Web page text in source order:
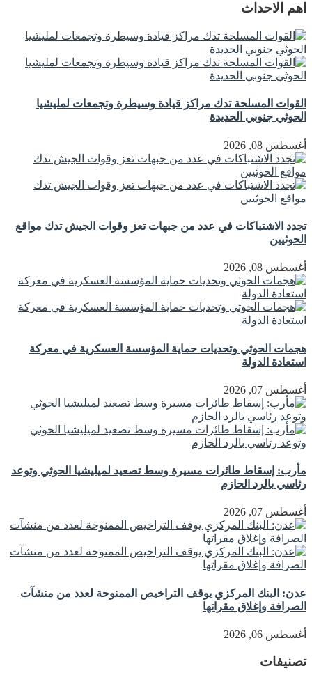
اهم الاحداث
القوات المسلحة تدك مراكز قيادة وسيطرة وتجمعات لمليشيا
الحوثي جنوبي الحديدة
أغسطس 08, 2026
تجدد الاشتباكات في عدد من جبهات تعز وقوات الجيش تدك مواقع
الحوثيين
أغسطس 08, 2026
هجمات الحوثي وتحديات حماية المؤسسة العسكرية في معركة
استعادة الدولة
أغسطس 07, 2026
مأرب: إسقاط طائرات مسيرة وسط تصعيد لميليشيا الحوثي وتوعد
رئاسي بالرد الحازم
أغسطس 07, 2026
عدن: البنك المركزي يوقف التراخيص الممنوحة لعدد من منشآت
الصرافة وإغلاق مقراتها
أغسطس 06, 2026
تصنيفات